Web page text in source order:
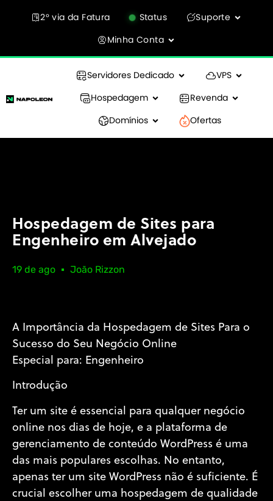
2° via da Fatura Status
Suporte
Minha Conta
Servidores Dedicado
VPS
Hospedagem
Revenda
Domínios
Ofertas
Hospedagem de Sites para
Engenheiro em Alvejado
19 de ago João Rizzon
A Importância da Hospedagem de Sites Para o
Sucesso do Seu Negócio Online
Especial para: Engenheiro
Introdução
Ter um site é essencial para qualquer negócio
online nos dias de hoje, e a plataforma de
gerenciamento de conteúdo WordPress é uma
das mais populares escolhas. No entanto,
apenas ter um site WordPress não é suficiente. É
crucial escolher uma hospedagem de qualidade